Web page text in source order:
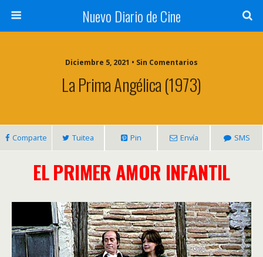
Nuevo Diario de Cine
Diciembre 5, 2021 • Sin Comentarios
La Prima Angélica (1973)
Comparte Tuitea Pin Envía SMS
EL PRIMER AMOR INFANTIL